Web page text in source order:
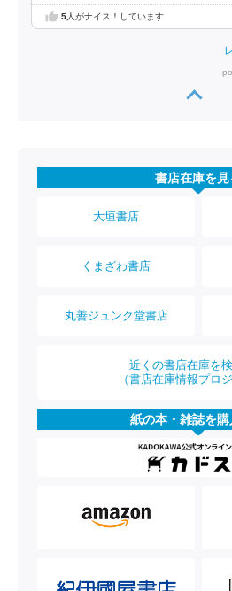
5人がナイス！しています
書店在庫を見
大垣書店
くまざわ書店
丸善ジュンク堂書店
近くの書店在庫を
（書店在庫情報プロ
紙の本・雑誌を購